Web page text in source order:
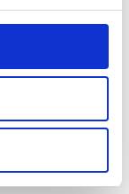
amaçlarıyla
vasıtasıyla
bilgi için